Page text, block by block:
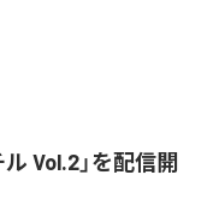
Vol.2」を配信開